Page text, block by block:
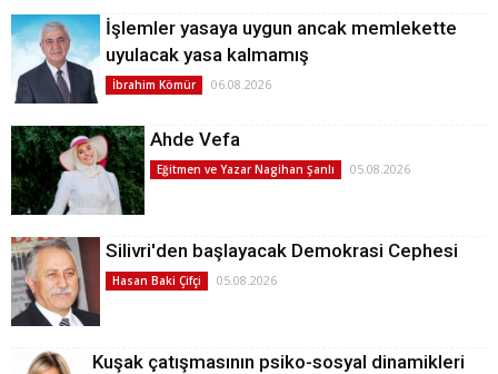
İşlemler yasaya uygun ancak memlekette
uyulacak yasa kalmamış
İbrahim Kömür 06.08.2026
Ahde Vefa
Eğitmen ve Yazar Nagihan Şanlı 05.08.2026
Silivri'den başlayacak Demokrasi Cephesi
Hasan Baki Çifçi 05.08.2026
Kuşak çatışmasının psiko-sosyal dinamikleri